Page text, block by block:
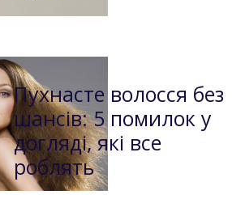
Пухнасте волосся без
шансів: 5 помилок у
догляді, які все
роблять